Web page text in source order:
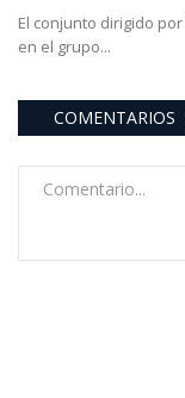
El conjunto dirigido
en el grupo...
COMENTARIOS